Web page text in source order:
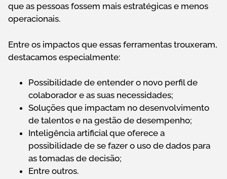
que as pessoas fossem mais estratégicas e menos
operacionais.
Entre os impactos que essas ferramentas trouxeram,
destacamos especialmente:
Possibilidade de entender o novo perfil de
colaborador e as suas necessidades;
Soluções que impactam no desenvolvimento
de talentos e na gestão de desempenho;
Inteligência artificial que oferece a
possibilidade de se fazer o uso de dados para
as tomadas de decisão;
Entre outros.